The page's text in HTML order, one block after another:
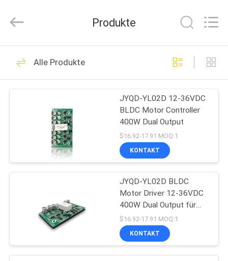
STARTSEITE
PRODUKTE
UNS
QUALITÄTSKONTROLLE
Motor
Technology
Rights
BLDC-Fahrer Board
191
BLDC-Lokführer IC
36
Produkte
Alle Produkte
JYQD-YL02D 12-36VDC
BLDC Motor Controller
400W Dual Output
$16.92-17.91 MOQ:1
KONTAKT
JYQD-YL02D BLDC
Motor Driver 12-36VDC
400W Dual Output für
Go-Karts
$16.92-17.91 MOQ:1
KONTAKT